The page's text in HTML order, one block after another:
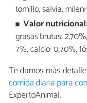
tomillo, salvia,
Valor nutricional
grasas brutas:
7%, calcio: 0,70%,
Te damos más
comida diaria para
ExpertoAnimal.